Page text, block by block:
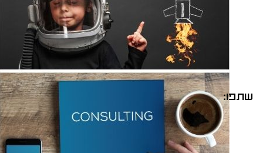
שתפו: